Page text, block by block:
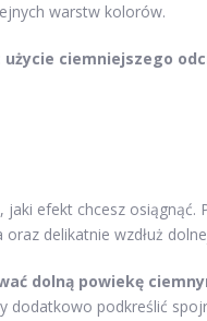
warstw kolorów.
ciemniejszego
jaki efekt chcesz
delikatnie wzdłuż
dolną powiekę
dodatkowo podkreślić